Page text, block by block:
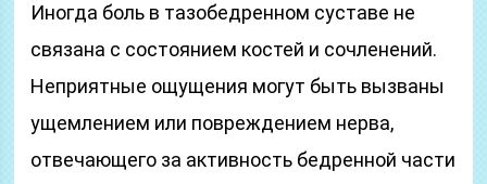
Иногда боль в тазобедренном суставе не
связана с состоянием костей и сочленений.
Неприятные ощущения могут быть вызваны
ущемлением или повреждением нерва,
отвечающего за активность бедренной части